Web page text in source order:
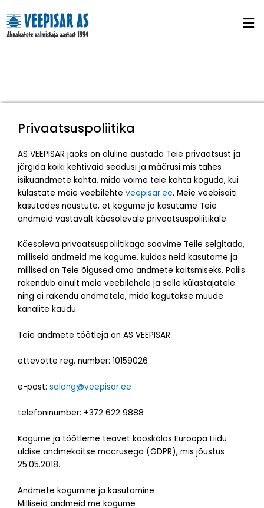
to
content
Privaatsuspoliitika
AS VEEPISAR jaoks on oluline austada Teie privaatsust ja
järgida kõiki kehtivaid seadusi ja määrusi mis tahes
isikuandmete kohta, mida võime teie kohta koguda, kui
külastate meie veebilehte veepisar.ee. Meie veebisaiti
kasutades nõustute, et kogume ja kasutame Teie
andmeid vastavalt käesolevale privaatsuspoliitikale.
Käesoleva privaatsuspoliitikaga soovime Teile selgitada,
milliseid andmeid me kogume, kuidas neid kasutame ja
millised on Teie õigused oma andmete kaitsmiseks. Poliis
rakendub ainult meie veebilehele ja selle külastajatele
ning ei rakendu andmetele, mida kogutakse muude
kanalite kaudu.
Teie andmete töötleja on AS VEEPISAR
ettevõtte reg. number: 10159026
e-post: salong@veepisar.ee
telefoninumber: +372 622 9888
Kogume ja töötleme teavet kooskõlas Euroopa Liidu
üldise andmekaitse määrusega (GDPR), mis jõustus
25.05.2018.
Andmete kogumine ja kasutamine
Milliseid andmeid me kogume